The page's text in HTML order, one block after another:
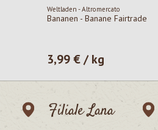
Weltladen - Altromercato
Bananen - Banane Fairtrade
Prezzo normale:
3,99 € / kg
Filiale Lana